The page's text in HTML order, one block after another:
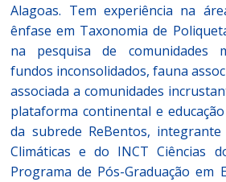
Alagoas. Tem experiência na
ênfase em Taxonomia de
na pesquisa de comunidades
fundos inconsolidados, fauna
associada a comunidades
plataforma continental e
da subrede ReBentos,
Climáticas e do INCT Ciências
Programa de Pós-Graduação em